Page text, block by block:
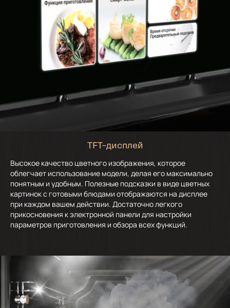
TFT–дисплей
Высокое качество цветного изображения, которое
облегчает использование модели, делая его максимально
понятным и удобным. Полезные подсказки в виде цветных
картинок с готовыми блюдами отображаются на дисплее
при каждом вашем действии. Достаточно легкого
прикосновения к электронной панели для настройки
параметров приготовления и обзора всех функций.